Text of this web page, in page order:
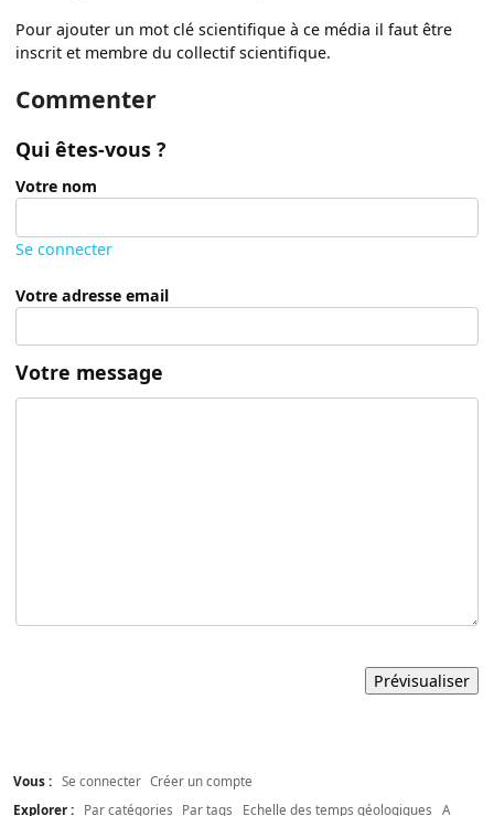
Pour ajouter un mot clé scientifique à ce média il faut être
inscrit et membre du collectif scientifique.
Commenter
Qui êtes-vous ?
Votre nom
Se connecter
Votre adresse email
Votre message
Vous : Se connecter Créer un compte
Explorer :
Par catégories Par tags Echelle des temps géologiques A